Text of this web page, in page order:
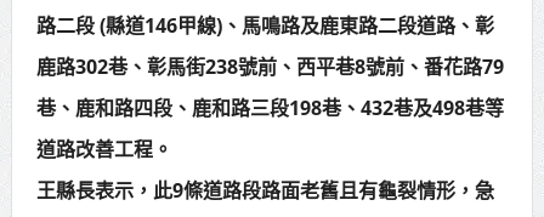
賴總統肯定「金唐獎」得獎者及入
圍者 允諾完善支持體系
路二段 (縣道146甲線)、馬鳴路及鹿東路二段道路、彰
鹿路302巷、彰馬街238號前、西平巷8號前、番花路79
巷、鹿和路四段、鹿和路三段198巷、432巷及498巷等
道路改善工程。
王縣長表示，此9條道路段路面老舊且有龜裂情形，急